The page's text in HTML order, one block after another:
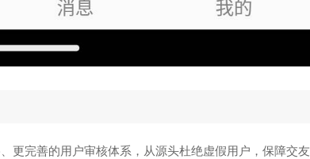
更完善的用户审核体系，从源头杜绝虚假用户，保障交友